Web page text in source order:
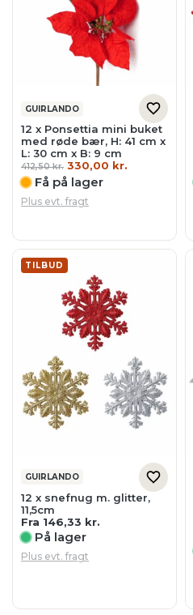
GUIRLANDO
12 x Ponsettia mini buket
med røde bær, H: 41 cm x
L: 30 cm x B: 9 cm
412,50kr. Den
oprindelige
pris
var:
412,50 kr..
330,00 kr.
Få på lager
Plus evt. fragt
TILBUD
GUIRLANDO
12 x snefnug m. glitter,
11,5cm
Fra 146,33 kr.
På lager
Plus evt. fragt